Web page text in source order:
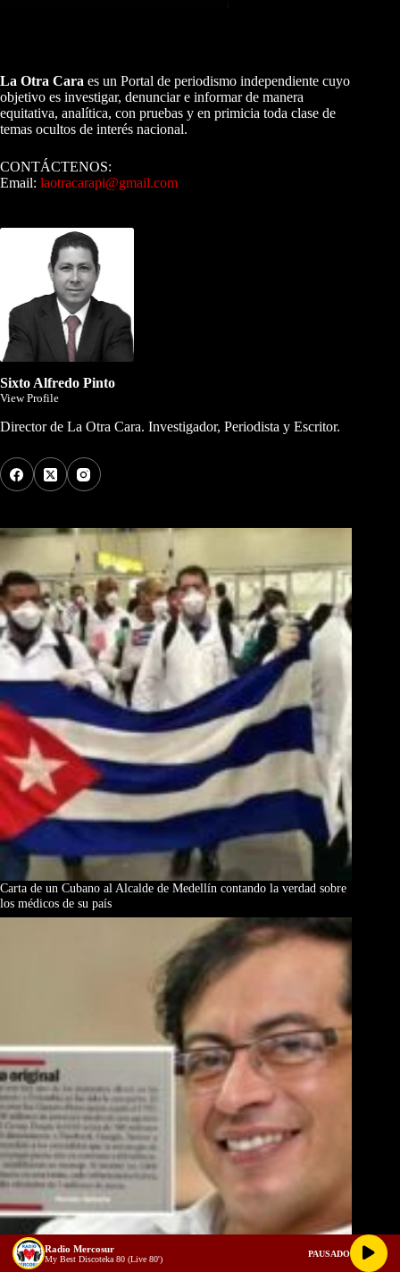
La Otra Cara es un Portal de periodismo independiente cuyo
objetivo es investigar, denunciar e informar de manera
equitativa, analítica, con pruebas y en primicia toda clase de
temas ocultos de interés nacional.
CONTÁCTENOS:
Email: laotracarapi@gmail.com
Sixto Alfredo Pinto
View Profile
Director de La Otra Cara. Investigador, Periodista y Escritor.
Carta de un Cubano al Alcalde de Medellín contando la verdad sobre
los médicos de su país
Radio Mercosur
My Best Discoteka 80 (Live 80')
PAUSADO